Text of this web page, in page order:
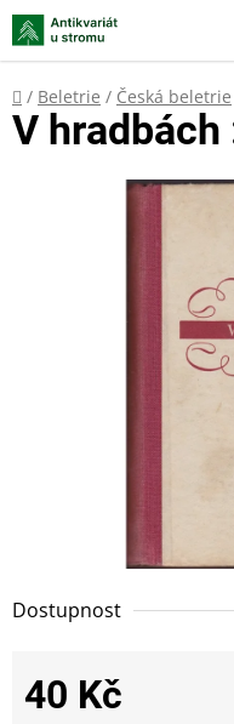
Přejít
na
obsah
Domů
/ Beletrie / Česká beletrie
Dostupnost
40 Kč
V hradbách